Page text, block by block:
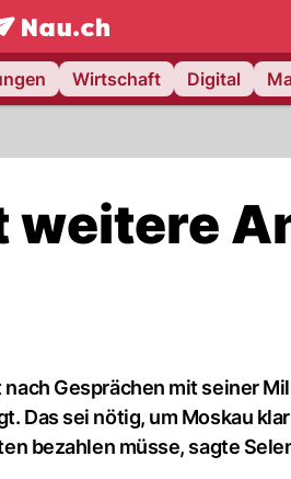
NAU.ch
Wirtschaft Digital
weitere
Gesprächen mit seiner
Das sei nötig, um Moskau
bezahlen müsse, sagte